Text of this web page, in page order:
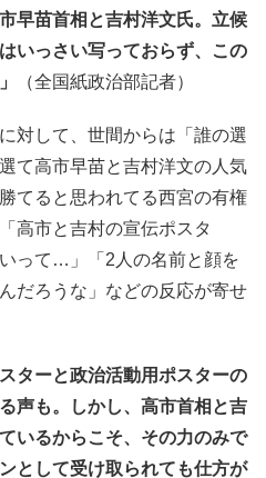
早苗首相と吉村洋文氏。立候
いっさい写っておらず、この
（全国紙政治部記者）
対して、世間からは「誰の選
て高市早苗と吉村洋文の人気
てると思われてる西宮の有権
高市と吉村の宣伝ポスタ
って…」「2人の名前と顔を
だろうな」などの反応が寄せ
ターと政治活動用ポスターの
声も。しかし、高市首相と吉
いるからこそ、その力のみで
として受け取られても仕方が